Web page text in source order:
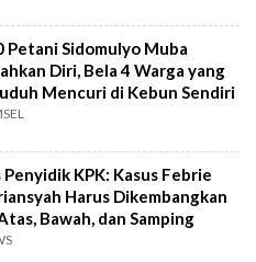
Petani Sidomulyo Muba
Diri, Bela 4 Warga yang
Mencuri di Kebun Sendiri
Penyidik KPK: Kasus Febrie
Harus Dikembangkan
Bawah, dan Samping